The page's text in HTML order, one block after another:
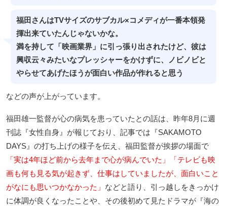
福田さんはTVサイズのサブカル×コメディが一番本領発
揮出来ていたんじゃないかな。
満を持して「映画業界」に引っ張り出されたけど、彼は
興収云々みたいなプレッシャーをかけずに、ノビノビと
やらせてあげたほうが面白い作品が作れると思う
などの声が上がっています。
福田雄一監督が心の病気を患っていたとの話は、昨年8月に週
刊誌『女性自身』が報じており、記事では『SAKAMOTO
DAYS』の打ち上げの様子を伝え、福田監督が挨拶の場面で
「実は4年ほど前から去年まで心が病んでいた」「テレビも映
画も何も見る気が起きず、仕事はしていましたが、面白いこと
がなにも思いつかなかった」 などと語り、引っ越しをきっかけ
に体調が良くなったことや、その後初めて見たドラマが『海の